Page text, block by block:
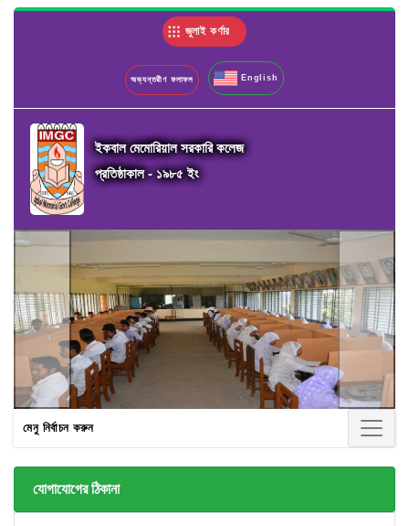
জুলাই কর্ণার
অভ্যন্তরীণ ফলাফল English
ইকবাল মেমোরিয়াল সরকারি কলেজ
প্রতিষ্ঠাকাল - ১৯৮৫ ইং
Previous Next
মেনু নির্বাচন করুন
যোগাযোগের ঠিকানা